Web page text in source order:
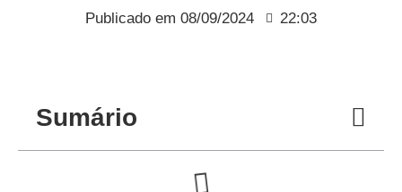
Publicado em 08/09/2024 22:03
Sumário